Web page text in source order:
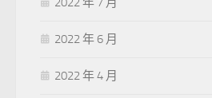
2022 年 6 月
2022 年 4 月